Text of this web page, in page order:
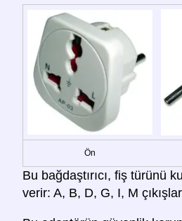
Ön
Bu bağdaştırıcı, fiş türünü
verir: A, B, D, G, I, M